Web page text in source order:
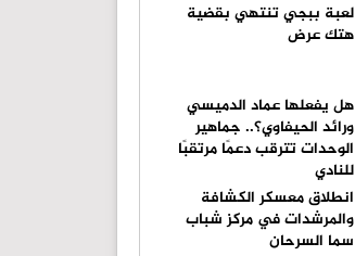
لعبة ببجي تنتهي بقضية
هتك عرض
هل يفعلها عماد الدميسي
ورائد الحيفاوي؟.. جماهير
الوحدات تترقب دعمًا مرتقبًا
للنادي
انطلاق معسكر الكشافة
والمرشدات في مركز شباب
سما السرحان